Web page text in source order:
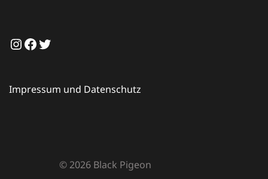
Instagram
Facebook
Twitter
Impressum und Datenschutz
© 2026 Black Pigeon